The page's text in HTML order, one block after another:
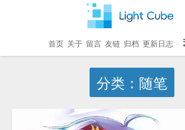
首页 关于 留言 友链 归档 更新日志
分类：随笔